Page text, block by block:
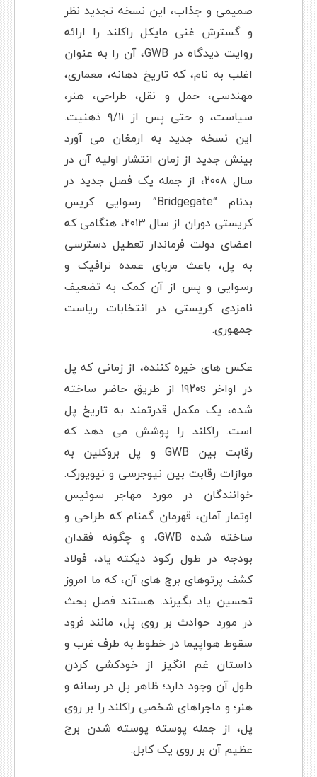
صمیمی و جذاب، این نسخه تجدید نظر
و گسترش غنی مایکل راکلند را ارائه
روایت دیدگاه در GWB، آن را به عنوان
اغلب به نام، که تاریخ دهانه، معماری،
مهندسی، حمل و نقل، طراحی، هنر،
سیاست، و حتی پس از ۹/۱۱ ذهنیت.
این نسخه جدید به ارمغان می آورد
بینش جدید از زمان انتشار اولیه آن در
سال ۲۰۰۸، از جمله یک فصل جدید در
بدنام “Bridgegate” رسوایی کریس
کریستی دوران از سال ۲۰۱۳، هنگامی که
اعضای دولت فرماندار تعطیل دسترسی
به پل، باعث مربای عمده ترافیک و
رسوایی و پس از آن کمک به تضعیف
نامزدی کریستی در انتخابات ریاست
جمهوری.
عکس های خیره کننده، از زمانی که پل
در اواخر ۱۹۲۰s از طریق حاضر ساخته
شده، یک مکمل قدرتمند به تاریخ پل
است. راکلند را پوشش می دهد که
رقابت بین GWB و پل بروکلین به
موازات رقابت بین نیوجرسی و نیویورک.
خوانندگان در مورد مهاجر سوئیس
اوتمار آمان، قهرمان گمنام که طراحی و
ساخته شده GWB، و چگونه فقدان
بودجه در طول رکود دیکته یاد، فولاد
کشف پرتوهای برج های آن، که ما امروز
تحسین یاد بگیرند. هستند فصل بحث
در مورد حوادث بر روی پل، مانند فرود
سقوط هواپیما در خطوط به طرف غرب و
داستان غم انگیز از خودکشی کردن
طول آن وجود دارد؛ ظاهر پل در رسانه و
هنر؛ و ماجراهای شخصی راکلند را بر روی
پل، از جمله پوسته پوسته شدن برج
عظیم آن بر روی یک کابل.